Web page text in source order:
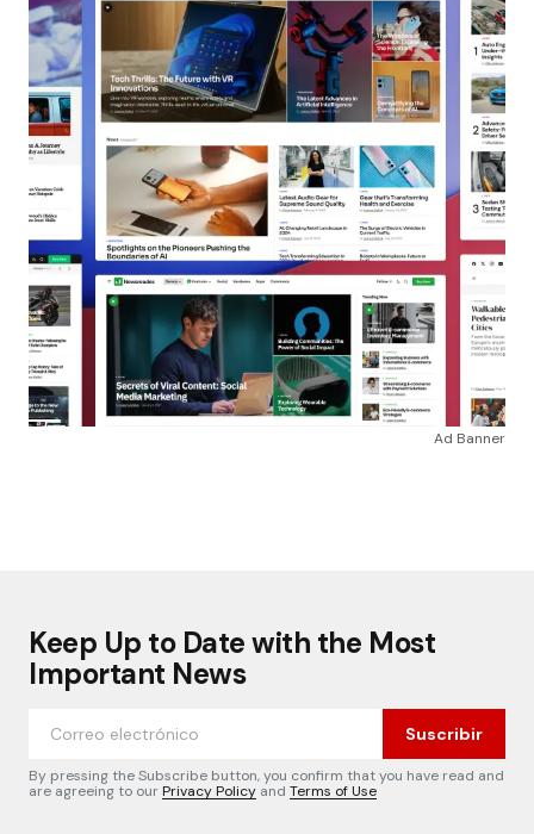
Ad Banner
Keep Up to Date with the Most
Important News
Suscribir
By pressing the Subscribe button, you confirm that you have read and
are agreeing to ourPrivacy Policy and Terms of Use